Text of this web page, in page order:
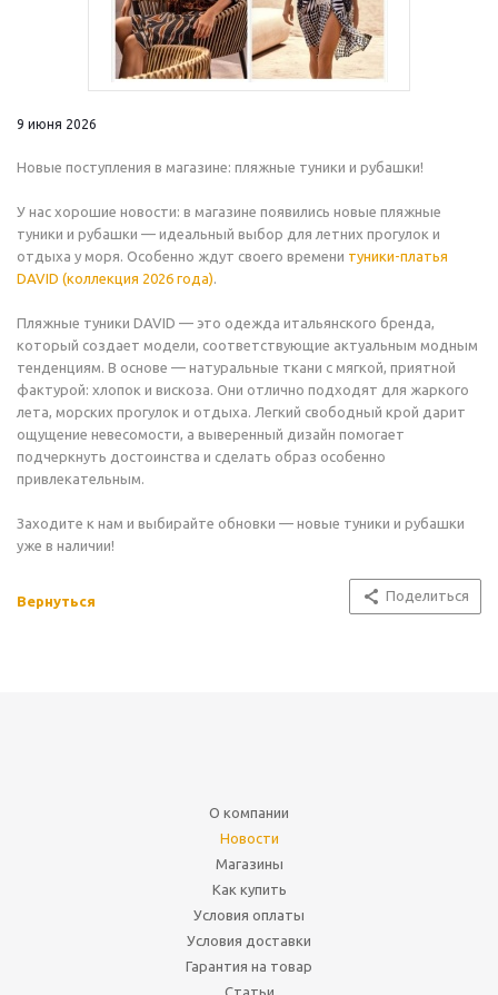
9 июня 2026
Новые поступления в магазине: пляжные туники и рубашки!
У нас хорошие новости: в магазине появились новые пляжные
туники и рубашки — идеальный выбор для летних прогулок и
отдыха у моря. Особенно ждут своего времени туники-платья
DAVID (коллекция 2026 года).
Пляжные туники DAVID — это одежда итальянского бренда,
который создает модели, соответствующие актуальным модным
тенденциям. В основе — натуральные ткани с мягкой, приятной
фактурой: хлопок и вискоза. Они отлично подходят для жаркого
лета, морских прогулок и отдыха. Легкий свободный крой дарит
ощущение невесомости, а выверенный дизайн помогает
подчеркнуть достоинства и сделать образ особенно
привлекательным.
Заходите к нам и выбирайте обновки — новые туники и рубашки
уже в наличии!
Вернуться Поделиться
О компании
Новости
Магазины
Как купить
Условия оплаты
Условия доставки
Гарантия на товар
Статьи